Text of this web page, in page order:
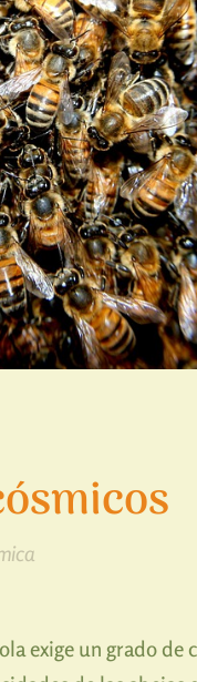
exige un grado de